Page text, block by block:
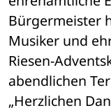
Bürgermeister
Musiker und
Riesen-
abendlichen
„Herzlichen